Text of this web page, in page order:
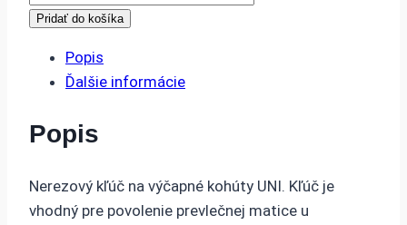
Kľúč
výčapné
kohúty
Pridať do košíka
Popis
Ďalšie informácie
Popis
Nerezový kľúč na výčapné kohúty UNI. Kľúč je
vhodný pre povolenie prevlečnej matice u